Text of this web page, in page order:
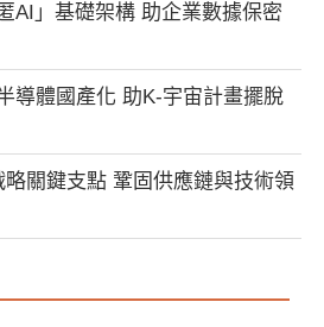
AI」基礎架構 助企業數據保密
導體國產化 助K-宇宙計畫擺脫
關鍵支點 鞏固供應鏈與技術領